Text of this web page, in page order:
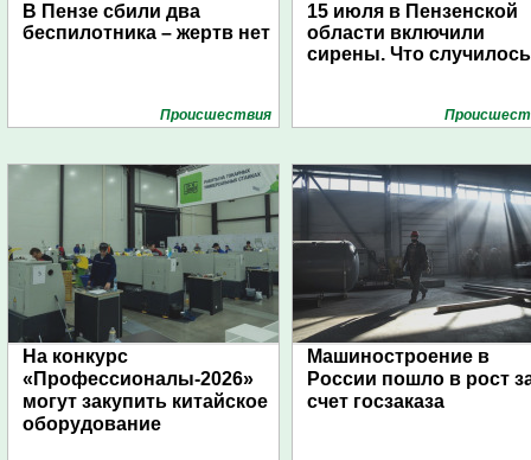
В Пензе сбили два
беспилотника – жертв нет
Проиcшествия
15 июля в Пензенской
области включили
сирены. Что
На конкурс
«Профессионалы-2026»
могут закупить китайское
оборудование
Машиностроение в
России пошло в рост
счет госзаказа